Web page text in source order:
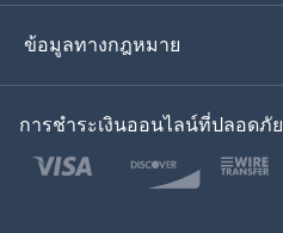
ภาษาไทย
โปแลนด์
ข้อมูลทางกฎหมาย
การชำระเงินออนไลน์ที่ปลอดภัย